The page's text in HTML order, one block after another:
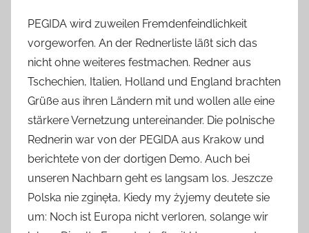
PEGIDA wird zuweilen Fremdenfeindlichkeit
vorgeworfen. An der Rednerliste läßt sich das
nicht ohne weiteres festmachen. Redner aus
Tschechien, Italien, Holland und England brachten
Grüße aus ihren Ländern mit und wollen alle eine
stärkere Vernetzung untereinander. Die polnische
Rednerin war von der PEGIDA aus Krakow und
berichtete von der dortigen Demo. Auch bei
unseren Nachbarn geht es langsam los. Jeszcze
Polska nie zginęła, Kiedy my żyjemy deutete sie
um: Noch ist Europa nicht verloren, solange wir